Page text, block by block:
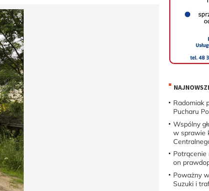
Radomiak
Pucharu
Wspólny
w sprawie
Potrącenie
on
Poważny
Suzuki i